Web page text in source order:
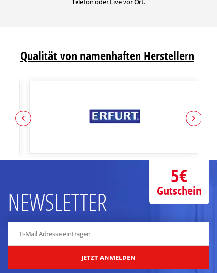
Telefon oder Live vor Ort.
Qualität von namenhaften Herstellern
NEWSLETTER
JETZT ANMELDEN
5€
Gutschein